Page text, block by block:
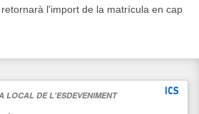
l'import de la matrícula en cap
LOCAL DE L'ESDEVENIMENT